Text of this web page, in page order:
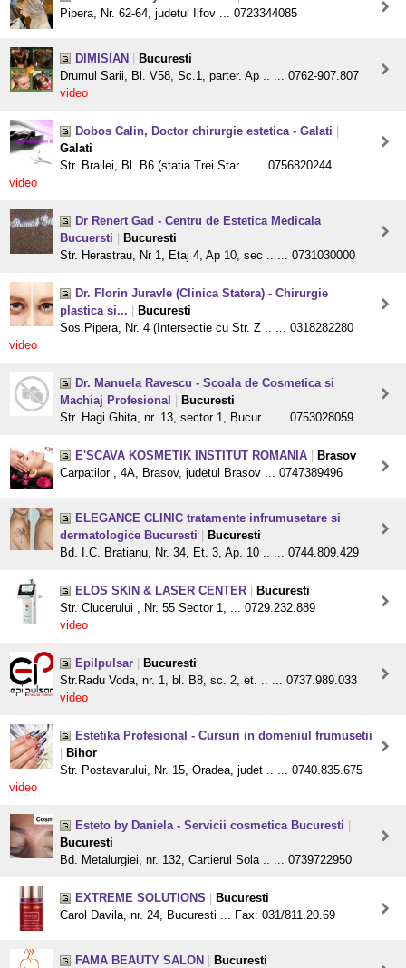
Pipera, Nr. 62-64, judetul Ilfov ... 0723344085
DIMISIAN
Bucuresti
Drumul Sarii, Bl. V58, Sc.1, parter. Ap .. ... 0762-907.807
video
Dobos Calin, Doctor chirurgie estetica - Galati
Galati
Str. Brailei, Bl. B6 (statia Trei Star .. ... 0756820244
video
Dr Renert Gad - Centru de Estetica Medicala
Bucuersti
Bucuresti
Str. Herastrau, Nr 1, Etaj 4, Ap 10, sec .. ... 0731030000
Dr. Florin Juravle (Clinica Statera) - Chirurgie
plastica si...
Bucuresti
Sos.Pipera, Nr. 4 (Intersectie cu Str. Z .. ... 0318282280
video
Dr. Manuela Ravescu - Scoala de Cosmetica si
Machiaj Profesional
Bucuresti
Str. Hagi Ghita, nr. 13, sector 1, Bucur .. ... 0753028059
E'SCAVA KOSMETIK INSTITUT ROMANIA
Brasov
Carpatilor , 4A, Brasov, judetul Brasov ... 0747389496
ELEGANCE CLINIC tratamente infrumusetare si
dermatologice Bucuresti
Bucuresti
Bd. I.C. Bratianu, Nr. 34, Et. 3, Ap. 10 .. ... 0744.809.429
ELOS SKIN & LASER CENTER
Bucuresti
Str. Clucerului , Nr. 55 Sector 1, ... 0729.232.889
video
Epilpulsar
Bucuresti
Str.Radu Voda, nr. 1, bl. B8, sc. 2, et. .. ... 0737.989.033
video
Estetika Profesional - Cursuri in domeniul frumusetii
Bihor
Str. Postavarului, Nr. 15, Oradea, judet .. ... 0740.835.675
video
Esteto by Daniela - Servicii cosmetica Bucuresti
Bucuresti
Bd. Metalurgiei, nr. 132, Cartierul Sola .. ... 0739722950
EXTREME SOLUTIONS
Bucuresti
Carol Davila, nr. 24, Bucuresti ... Fax: 031/811.20.69
FAMA BEAUTY SALON Bucuresti